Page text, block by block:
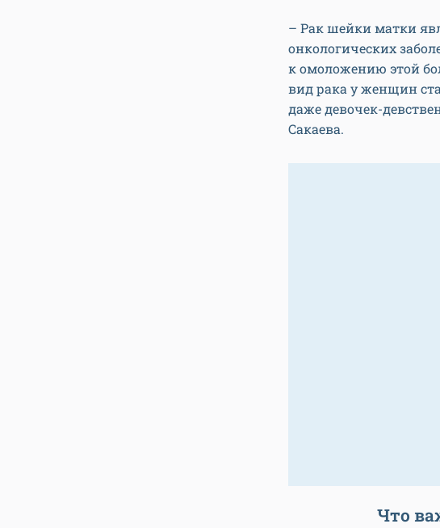
– Рак шейки матки
онкологических
к омоложению этой
вид рака у женщин
даже девочек-
Сакаева.
Что